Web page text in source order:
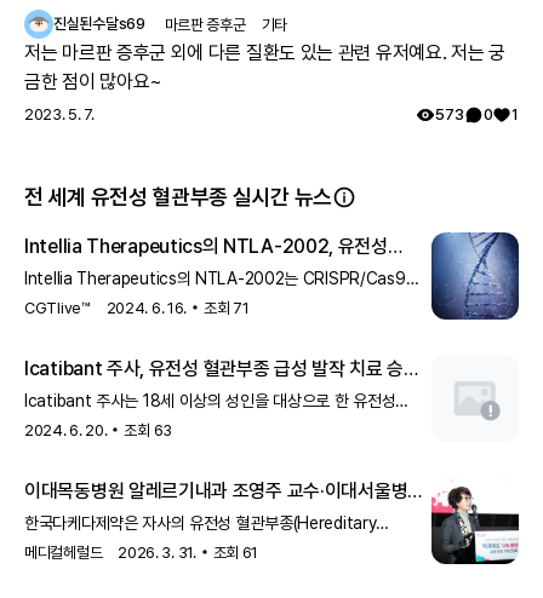
걱정스러워서리.. 다들 몇주차에 무슨 검사하셨나요? 도움 좀 주심
감사하겠습니다.
진실된수달s69 마르판 증후군 기타
저는 마르판 증후군 외에 다른 질환도 있는 관련 유저예요. 저는 궁
금한 점이 많아요~
2023. 5. 7. 573 0 1
전 세계 유전성 혈관부종 실시간 뉴스
Intellia Therapeutics의 NTLA-2002, 유전성
혈관부종 치료를 위한 임상 시험 중
Intellia Therapeutics의 NTLA-2002는 CRISPR/Cas9
기반의 유전자 편집 치료제로, 유전성 혈관부종 치료를 위해
CGTlive™ 2024. 6. 16. 조회 71
Icatibant 주사, 유전성 혈관부종 급성 발작 치료 승인
Icatibant 주사는 18세 이상의 성인을 대상으로 한 유전성
혈관부종(HAE) 급성 발작 치료에 사용됩니다. 이는 회사가 미국
2024. 6. 20. 조회 63
이대목동병원 알레르기내과 조영주 교수·이대서울병원
알레르기내과 안경민 교수 발표…'예방치료 중심
패러다임 변화 조명' 한국다케다제약, 유전성 혈관부종
한국다케다제약은 자사의 유전성 혈관부종(Hereditary
Angioedema, 이하 HAE) 장기 예방 치료제 ‘탁자이로(성분명:
메디컬헤럴드 2026. 3. 31. 조회 61